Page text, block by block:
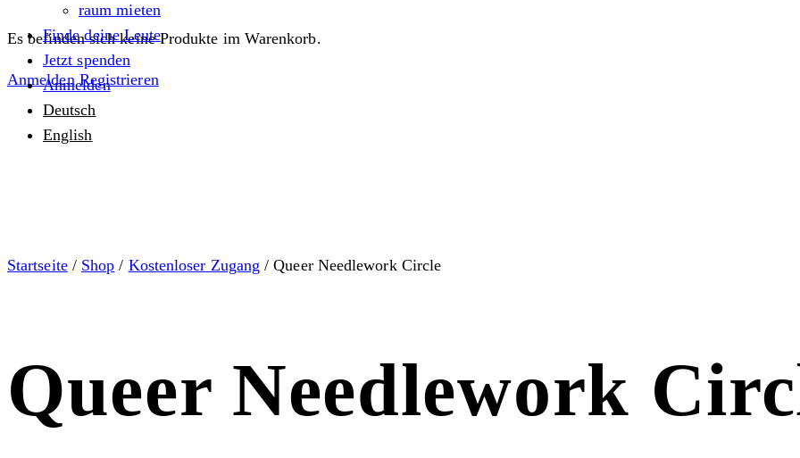
Es befinden sich keine Produkte im Warenkorb.
Anmelden Registrieren
raum mieten
Finde deine Leute
Jetzt spenden
Anmelden
Deutsch
English
Startseite/ Shop / Kostenloser Zugang / Queer Needlework Circle
Queer Needlework